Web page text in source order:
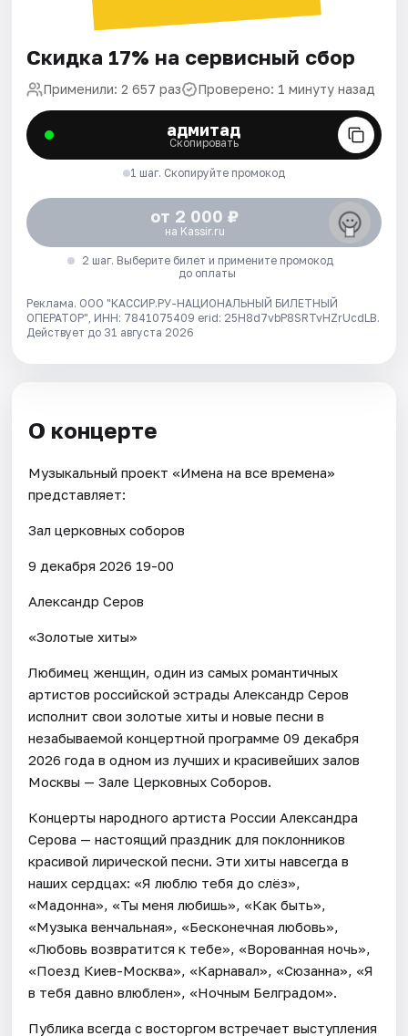
Скидка 17% на сервисный сбор
Применили: 2 657 раз Проверено: 1 минуту назад
адмитад
Скопировать
1 шаг. Скопируйте промокод
от 2 000 ₽
на Kassir.ru
2 шаг. Выберите билет и примените промокод
до оплаты
Реклама. ООО "КАССИР.РУ-НАЦИОНАЛЬНЫЙ БИЛЕТНЫЙ
ОПЕРАТОР", ИНН: 7841075409 erid: 25H8d7vbP8SRTvHZrUcdLB.
Действует до 31 августа 2026
О концерте
Музыкальный проект «Имена на все времена»
представляет:
Зал церковных соборов
9 декабря 2026 19-00
Александр Серов
«Золотые хиты»
Любимец женщин, один из самых романтичных
артистов российской эстрады Александр Серов
исполнит свои золотые хиты и новые песни в
незабываемой концертной программе 09 декабря
2026 года в одном из лучших и красивейших залов
Москвы — Зале Церковных Соборов.
Концерты народного артиста России Александра
Серова — настоящий праздник для поклонников
красивой лирической песни. Эти хиты навсегда в
наших сердцах: «Я люблю тебя до слёз»,
«Мадонна», «Ты меня любишь», «Как быть»,
«Музыка венчальная», «Бесконечная любовь»,
«Любовь возвратится к тебе», «Ворованная ночь»,
«Поезд Киев-Москва», «Карнавал», «Сюзанна», «Я
в тебя давно влюблен», «Ночным Белградом».
Публика всегда с восторгом встречает выступления